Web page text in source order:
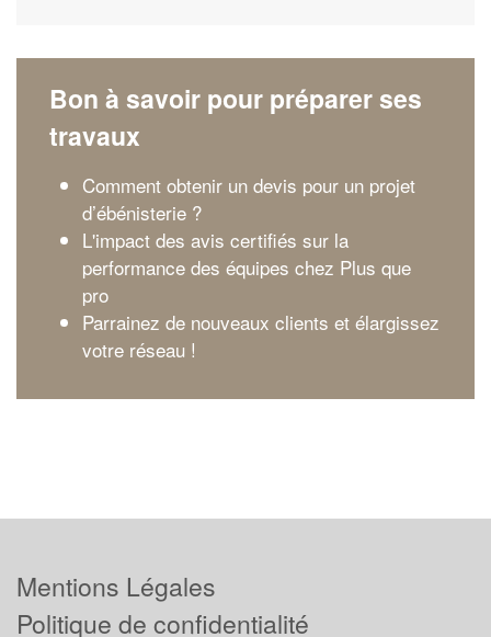
Bon à savoir pour préparer ses
travaux
Comment obtenir un devis pour un projet
d’ébénisterie ?
L'impact des avis certifiés sur la
performance des équipes chez Plus que
pro
Parrainez de nouveaux clients et élargissez
votre réseau !
Mentions Légales
Politique de confidentialité